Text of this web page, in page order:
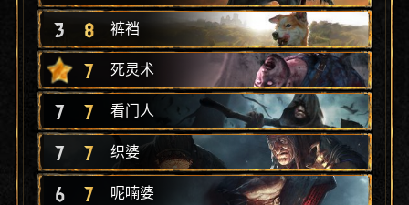
3 8 裤裆
7 死灵术
7 7 看门人
7 7 织婆
6 7 呢喃婆